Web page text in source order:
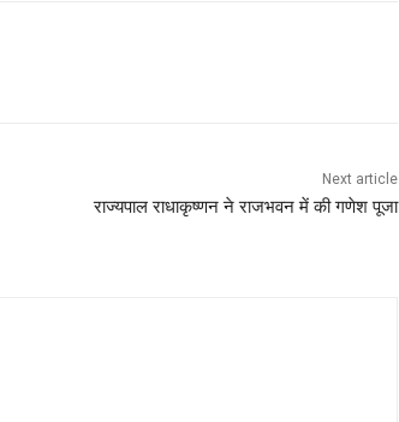
Next article
राज्यपाल राधाकृष्णन ने राजभवन में की गणेश पूजा